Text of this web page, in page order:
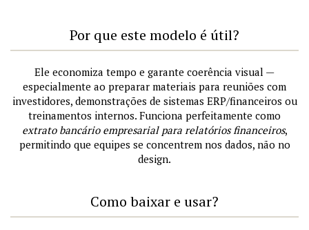
Por que este modelo é útil?
Ele economiza tempo e garante coerência visual —
especialmente ao preparar materiais para reuniões com
investidores, demonstrações de sistemas ERP/financeiros ou
treinamentos internos. Funciona perfeitamente como
extrato bancário empresarial para relatórios financeiros,
permitindo que equipes se concentrem nos dados, não no
design.
Como baixar e usar?